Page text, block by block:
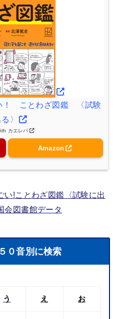
！ ことわざ図鑑 〈試験
〉
カエレバ
Amazon
い!ことわざ図鑑〈試験に出
会図書館データ
０音別に検索
う え お